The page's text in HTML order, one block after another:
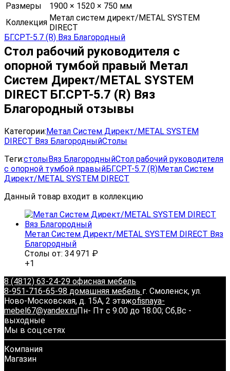
Размеры
1900 × 1520 × 750 мм
Коллекция Метал систем директ/METAL SYSTEM
DIRECT
Стол рабочий руководителя с
опорной тумбой правый Метал
Систем Директ/METAL SYSTEM
DIRECT БГ.СРТ-5.7 (R) Вяз
Благородный отзывы
Категории:Метал Систем Директ/METAL SYSTEM
DIRECT Вяз БлагородныйСтолы
Теги:столыВяз БлагородныйСтол рабочий руководителя
с опорной тумбой правыйБГ.СРТ-5.7 (R)Метал Систем
Директ/METAL SYSTEM DIRECT
Данный товар входит в коллекцию
Метал Систем Директ/METAL SYSTEM DIRECT Вяз
Благородный
Столы от: 34 971 ₽
+1
8 (4812) 63-24-29 офисная мебель
8-951-716-65-98 домашняя мебель г. Смоленск, ул.
Ново-Московская, д. 15А, 2 этажofisnaya-
mebel67@yandex.ruПн- Пт с 9.00 до 18.00; Сб,Вс -
выходные
Мы в соц.сетях
Компания
Магазин